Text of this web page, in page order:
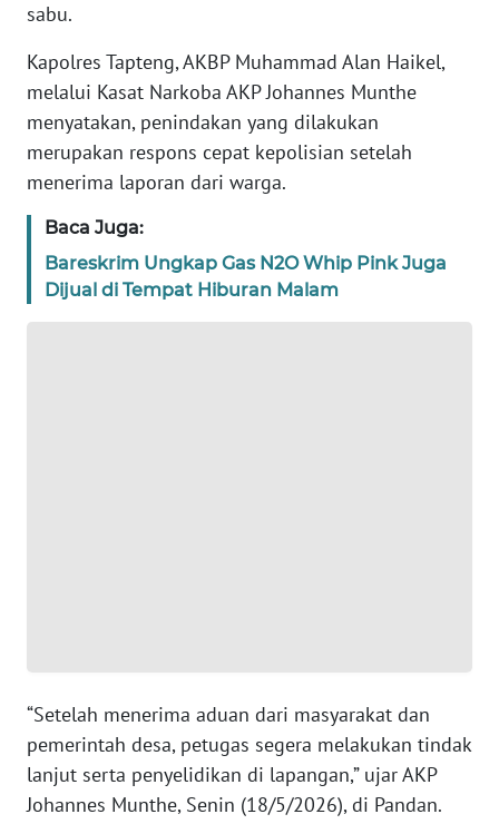
sabu.
Kapolres Tapteng, AKBP Muhammad Alan Haikel,
melalui Kasat Narkoba AKP Johannes Munthe
menyatakan, penindakan yang dilakukan
merupakan respons cepat kepolisian setelah
menerima laporan dari warga.
Baca Juga:
Bareskrim Ungkap Gas N2O Whip Pink Juga
Dijual di Tempat Hiburan Malam
“Setelah menerima aduan dari masyarakat dan
pemerintah desa, petugas segera melakukan tindak
lanjut serta penyelidikan di lapangan,” ujar AKP
Johannes Munthe, Senin (18/5/2026), di Pandan.
KARIR
DISCLAIMER
News
Regional
WN
SUMUT
WN
KEPRI
PAPUA
WN